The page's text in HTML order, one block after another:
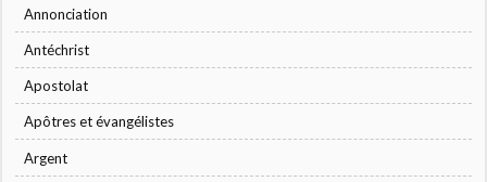
Annonciation
Antéchrist
Apostolat
Apôtres et évangélistes
Argent